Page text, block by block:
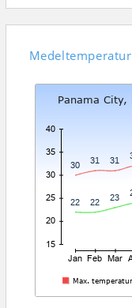
Medeltemperatur